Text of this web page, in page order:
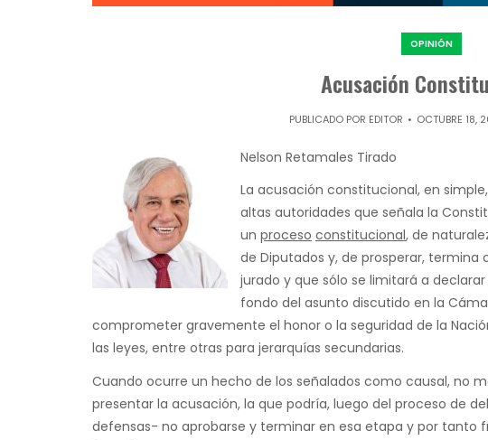
OPINIÓN
Acusación
PUBLICADO POR EDITOR OCTUBRE 18,
Nelson Retamales Tirado
La acusación constitucional, en
altas autoridades que señala la
un proceso constitucional, de
de Diputados y, de prosperar,
jurado y que sólo se limitará a
fondo del asunto discutido en la
comprometer gravemente el honor o la seguridad de la
las leyes, entre otras para jerarquías secundarias.
Cuando ocurre un hecho de los señalados como causal, no
presentar la acusación, la que podría, luego del proceso de
defensas- no aprobarse y terminar en esa etapa y por tanto